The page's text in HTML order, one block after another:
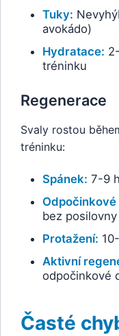
Tuky:
avokádo)
Hydratace:
tréninku
Regenerace
Svaly rostou
tréninku:
Spánek: 7-9
Odpočinkové
bez posilovny
Protažení:
Aktivní
odpočinkové
Časté